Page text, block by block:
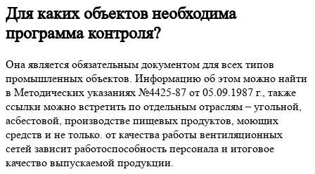
Для каких объектов необходима
программа контроля?
Она является обязательным документом для всех типов
промышленных объектов. Информацию об этом можно найти
в Методических указаниях №4425-87 от 05.09.1987 г., также
ссылки можно встретить по отдельным отраслям – угольной,
асбестовой, производстве пищевых продуктов, моющих
средств и не только. от качества работы вентиляционных
сетей зависит работоспособность персонала и итоговое
качество выпускаемой продукции.